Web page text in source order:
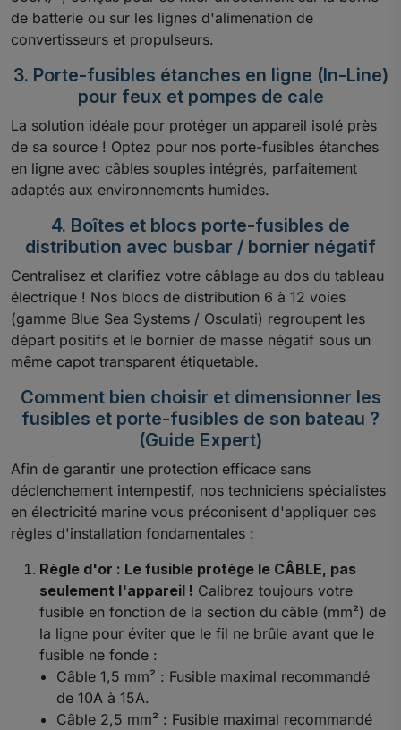
de batterie ou sur les lignes d'alimenation de
convertisseurs et propulseurs.
3. Porte-fusibles étanches en ligne (In-Line)
pour feux et pompes de cale
La solution idéale pour protéger un appareil isolé près
de sa source ! Optez pour nos porte-fusibles étanches
en ligne avec câbles souples intégrés, parfaitement
adaptés aux environnements humides.
4. Boîtes et blocs porte-fusibles de
distribution avec busbar / bornier négatif
Centralisez et clarifiez votre câblage au dos du tableau
électrique ! Nos blocs de distribution 6 à 12 voies
(gamme Blue Sea Systems / Osculati) regroupent les
départ positifs et le bornier de masse négatif sous un
même capot transparent étiquetable.
Comment bien choisir et dimensionner les
fusibles et porte-fusibles de son bateau ?
(Guide Expert)
Afin de garantir une protection efficace sans
déclenchement intempestif, nos techniciens spécialistes
en électricité marine vous préconisent d'appliquer ces
règles d'installation fondamentales :
Règle d'or : Le fusible protège le CÂBLE, pas
seulement l'appareil ! Calibrez toujours votre
fusible en fonction de la section du câble (mm²) de
la ligne pour éviter que le fil ne brûle avant que le
fusible ne fonde :
Câble 1,5 mm² : Fusible maximal recommandé
de 10A à 15A.
Câble 2,5 mm² : Fusible maximal recommandé